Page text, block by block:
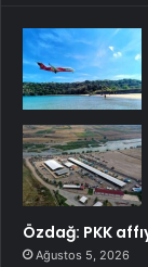
Özdağ: PKK
Ağustos 5, 2026